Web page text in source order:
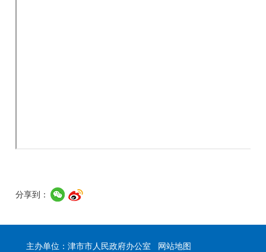
分享到：
主办单位：津市市人民政府办公室 网站地图